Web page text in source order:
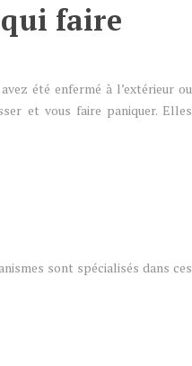
faire
été enfermé à l’extérieur ou
et vous faire paniquer. Elles
sont spécialisés dans ces